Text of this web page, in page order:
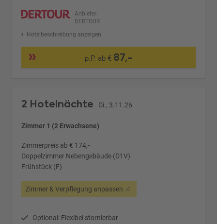
Anbieter:
DERTOUR
Hotelbeschreibung anzeigen
p.P. ab € 87,-
2 Hotelnächte Di., 3.11.26
Zimmer 1 (2 Erwachsene)
Zimmerpreis ab € 174,-
Doppelzimmer Nebengebäude (D1V)
Frühstück (F)
Zimmer & Verpflegung anpassen
Optional: Flexibel stornierbar